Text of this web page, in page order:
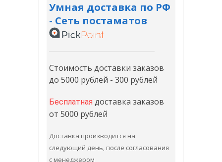
Умная доставка по РФ
- Сеть постаматов
Стоимость доставки заказов
до 5000 рублей - 300 рублей
Бесплатная доставка заказов
от 5000 рублей
Доставка производится на
следующий день, после согласования
с менеджером